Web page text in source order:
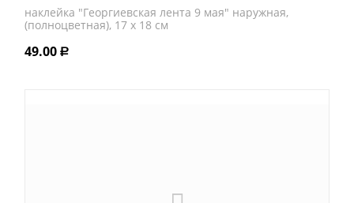
наклейка "Георгиевская лента 9 мая" наружная,
(полноцветная), 17 х 18 см
49.00 Р